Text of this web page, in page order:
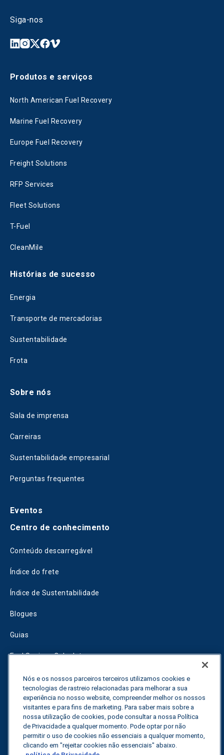
Siga-nos
Produtos e serviços
North American Fuel Recovery
Marine Fuel Recovery
Europe Fuel Recovery
Freight Solutions
RFP Services
Fleet Solutions
T-Fuel
CleanMile
Histórias de sucesso
Energia
Transporte de mercadorias
Sustentabilidade
Frota
Sobre nós
Sala de imprensa
Carreiras
Sustentabilidade empresarial
Perguntas frequentes
Eventos
Centro de conhecimento
Conteúdo descarregável
Índice do frete
Índice de Sustentabilidade
Blogues
Guias
Fuel Savings Calculator
Calculadora de otimização do transporte
Rastreador de tarifas
Contactar-nos
Nós e os nossos parceiros terceiros utilizamos cookies e
tecnologias de rastreio relacionadas para melhorar a sua
experiência no nosso website, compreender melhor os nossos
visitantes e para fins de marketing. Para saber mais sobre a
nossa utilização de cookies, pode consultar a nossa Política
de Privacidade a qualquer momento. Pode optar por não
permitir o uso de cookies não essenciais a qualquer momento,
clicando em "rejeitar cookies não essenciais" abaixo.